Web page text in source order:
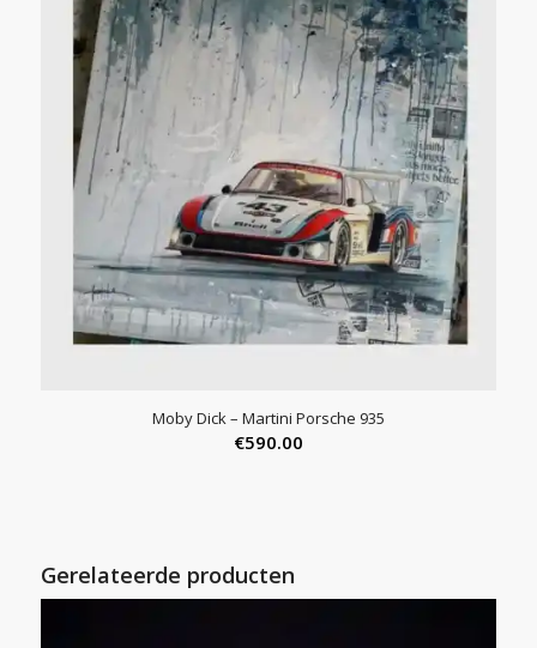
Moby Dick – Martini Porsche 935
€590.00
Gerelateerde producten